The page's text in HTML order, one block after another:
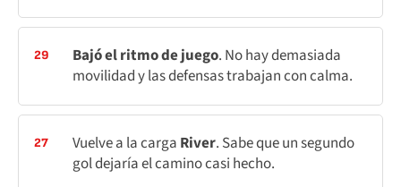
29 Bajó el ritmo de juego. No hay demasiada
movilidad y las defensas trabajan con calma.
27 Vuelve a la carga River. Sabe que un segundo
gol dejaría el camino casi hecho.